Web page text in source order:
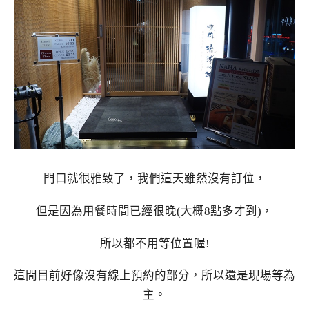
門口就很雅致了，我們這天雖然沒有訂位，
但是因為用餐時間已經很晚(大概8點多才到)，
所以都不用等位置喔!
這間目前好像沒有線上預約的部分，所以還是現場等為
主。